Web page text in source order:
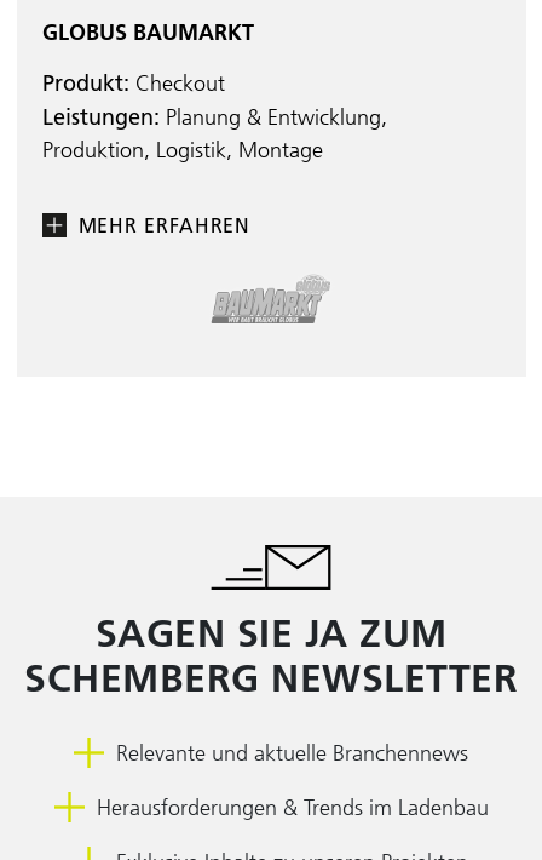
GLOBUS BAUMARKT
Produkt: Checkout
Leistungen: Planung & Entwicklung,
Produktion, Logistik, Montage
MEHR ERFAHREN
SAGEN SIE JA ZUM
SCHEMBERG NEWSLETTER
Relevante und aktuelle Branchennews
Herausforderungen & Trends im Ladenbau